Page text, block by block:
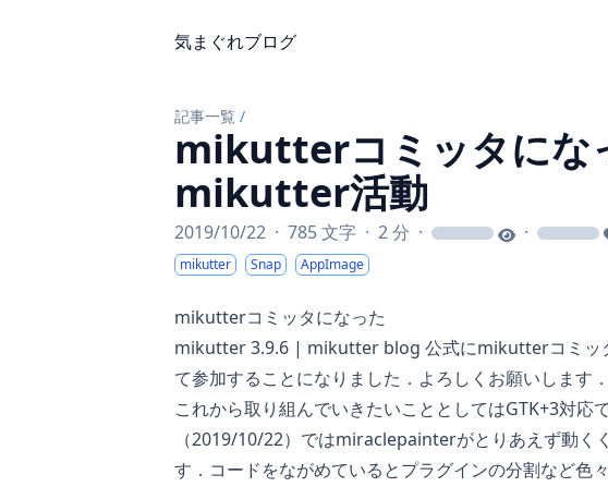
気まぐれブログ
記事一覧 /
mikutterコミッタにな
mikutter活動
2019/10/22 · 785 文字 · 2 分 · loading · loading
mikutter
Snap AppImage
mikutterコミッタになった
mikutter 3.9.6 | mikutter blog 公式にmikutterコミッ
て参加することになりました．よろしくお願いします．
これから取り組んでいきたいこととしてはGTK+3対応
（2019/10/22）ではmiraclepainterがとりあえず動く
す．コードをながめているとプラグインの分割など色